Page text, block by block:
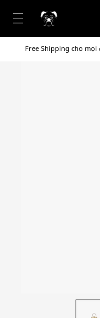
Free Shipping cho